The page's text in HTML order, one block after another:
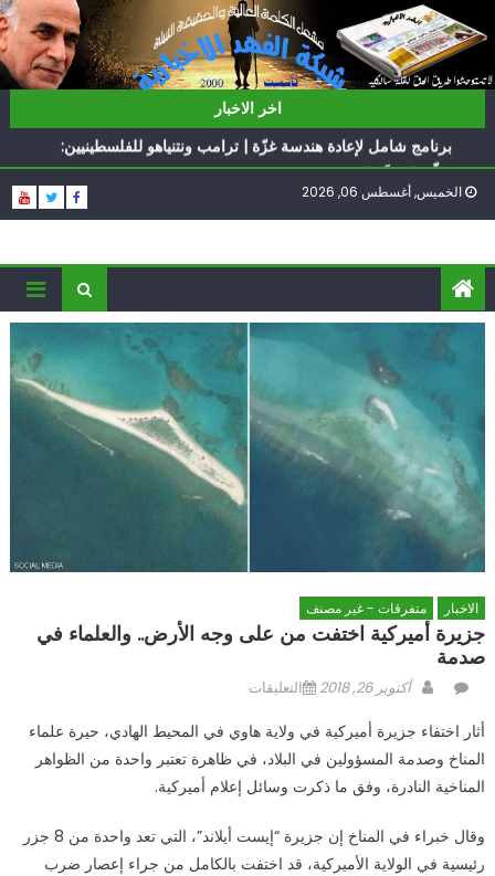
to
content
اخر الاخبار
ناشطة أمريكية يهودية تدعو الدول العربية لوقف التطبيع
أيّ تحدّيات يواجهها حزب الله؟
برنامج شامل لإعادة هندسة غزّة | ترامب ونتنياهو للفلسطينيين:
سلّموا تسلَموا
الغرب يدفن اتفاقاً وُلد ميتاً | إيران تحت العقوبات: جاهزون
ناشطة أمريكية يهودية تدعو الدول العربية لوقف التطبيع
أيّ تحدّيات يواجهها حزب الله؟
الخميس, أغسطس 06, 2026
الاخبار متفرقات - غير مصنف
جزيرة أميركية اختفت من على وجه الأرض.. والعلماء في
صدمة
Posted
أكتوبر 26, 2018Author التعليقاتعلى
أميركية
اختفت
من
وجه
الأرض..
أثار اختفاء جزيرة أميركية في ولاية هاوي في المحيط الهادي، حيرة علماء
المناخ وصدمة المسؤولين في البلاد، في ظاهرة تعتبر واحدة من الظواهر
المناخية النادرة، وفق ما ذكرت وسائل إعلام أميركية.
وقال خبراء في المناخ إن جزيرة “إيست أيلاند”، التي تعد واحدة من 8 جزر
رئيسية في الولاية الأميركية، قد اختفت بالكامل من جراء إعصار ضرب